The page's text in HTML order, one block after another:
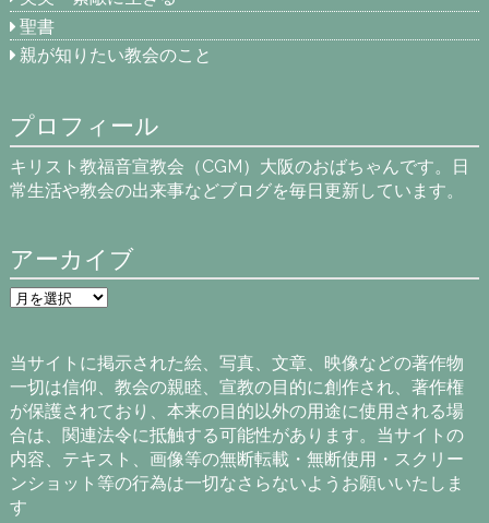
聖書
親が知りたい教会のこと
プロフィール
キリスト教福音宣教会（CGM）大阪のおばちゃんです。日
常生活や教会の出来事などブログを毎日更新しています。
アーカイブ
ア
ー
ブ
当サイトに掲示された絵、写真、文章、映像などの著作物
一切は信仰、教会の親睦、宣教の目的に創作され、著作権
が保護されており、本来の目的以外の用途に使用される場
合は、関連法令に抵触する可能性があります。当サイトの
内容、テキスト、画像等の無断転載・無断使用・スクリー
ンショット等の行為は一切なさらないようお願いいたしま
す